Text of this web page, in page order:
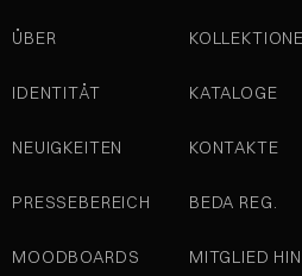
ÜBER
IDENTITÄT
NEUIGKEITEN
PRESSEBEREICH
MOODBOARDS
KATALOGE
KONTAKTE
BEDA REG.
MITGLIED